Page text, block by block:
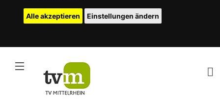
Alle akzeptieren Einstellungen ändern